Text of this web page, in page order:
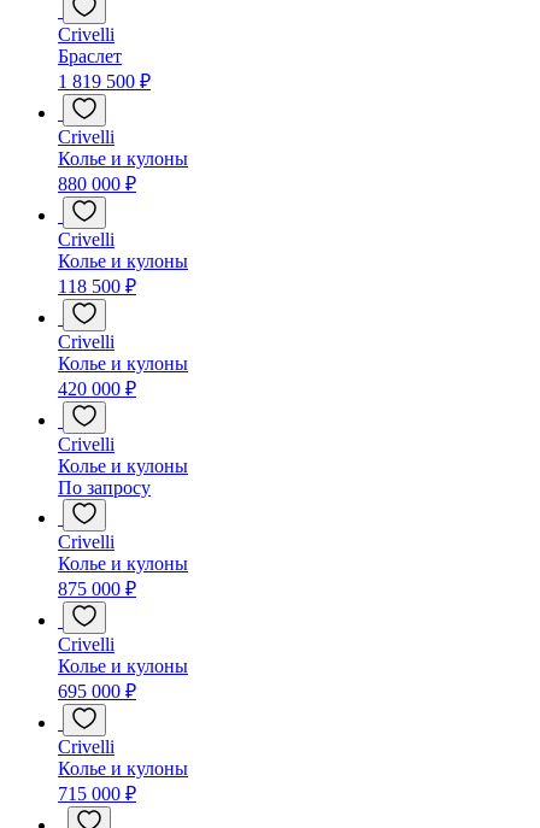
Crivelli
Браслет
1 819 500 ₽
Crivelli
Колье и кулоны
880 000 ₽
Crivelli
Колье и кулоны
118 500 ₽
Crivelli
Колье и кулоны
420 000 ₽
Crivelli
Колье и кулоны
По запросу
Crivelli
Колье и кулоны
875 000 ₽
Crivelli
Колье и кулоны
695 000 ₽
Crivelli
Колье и кулоны
715 000 ₽